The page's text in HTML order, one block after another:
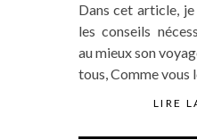
Dans cet article,
les conseils
au mieux son
tous, Comme vous
LIRE